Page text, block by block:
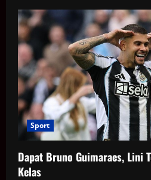
Sport
Dapat Bruno Guimaraes, Lini
Kelas